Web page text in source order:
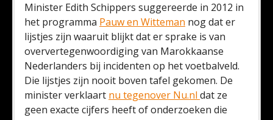
Minister Edith Schippers suggereerde in 2012 in
het programma Pauw en Witteman nog dat er
lijstjes zijn waaruit blijkt dat er sprake is van
oververtegenwoordiging van Marokkaanse
Nederlanders bij incidenten op het voetbalveld.
Die lijstjes zijn nooit boven tafel gekomen. De
minister verklaart nu tegenover Nu.nl dat ze
geen exacte cijfers heeft of onderzoeken die